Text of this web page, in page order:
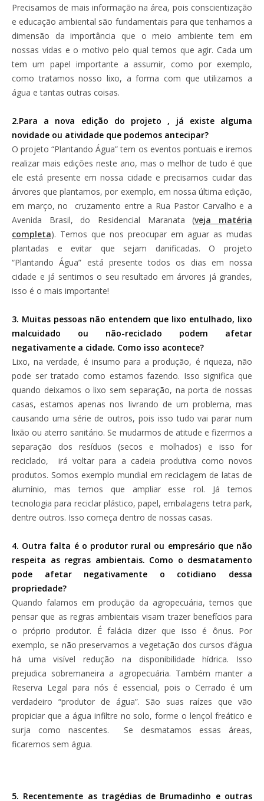
Precisamos de mais informação na área, pois conscientização
e educação ambiental são fundamentais para que tenhamos a
dimensão da importância que o meio ambiente tem em
nossas vidas e o motivo pelo qual temos que agir. Cada um
tem um papel importante a assumir, como por exemplo,
como tratamos nosso lixo, a forma com que utilizamos a
água e tantas outras coisas.
2.Para a nova edição do projeto , já existe alguma
novidade ou atividade que podemos antecipar?
O projeto “Plantando Água” tem os eventos pontuais e iremos
realizar mais edições neste ano, mas o melhor de tudo é que
ele está presente em nossa cidade e precisamos cuidar das
árvores que plantamos, por exemplo, em nossa última edição,
em março, no cruzamento entre a Rua Pastor Carvalho e a
Avenida Brasil, do Residencial Maranata (veja matéria
completa). Temos que nos preocupar em aguar as mudas
plantadas e evitar que sejam danificadas. O projeto
“Plantando Água” está presente todos os dias em nossa
cidade e já sentimos o seu resultado em árvores já grandes,
isso é o mais importante!
3. Muitas pessoas não entendem que lixo entulhado, lixo
malcuidado ou não-reciclado podem afetar
negativamente a cidade. Como isso acontece?
Lixo, na verdade, é insumo para a produção, é riqueza, não
pode ser tratado como estamos fazendo. Isso significa que
quando deixamos o lixo sem separação, na porta de nossas
casas, estamos apenas nos livrando de um problema, mas
causando uma série de outros, pois isso tudo vai parar num
lixão ou aterro sanitário. Se mudarmos de atitude e fizermos a
separação dos resíduos (secos e molhados) e isso for
reciclado, irá voltar para a cadeia produtiva como novos
produtos. Somos exemplo mundial em reciclagem de latas de
alumínio, mas temos que ampliar esse rol. Já temos
tecnologia para reciclar plástico, papel, embalagens tetra park,
dentre outros. Isso começa dentro de nossas casas.
4. Outra falta é o produtor rural ou empresário que não
respeita as regras ambientais. Como o desmatamento
pode afetar negativamente o cotidiano dessa
propriedade?
Quando falamos em produção da agropecuária, temos que
pensar que as regras ambientais visam trazer benefícios para
o próprio produtor. É falácia dizer que isso é ônus. Por
exemplo, se não preservamos a vegetação dos cursos d’água
há uma visível redução na disponibilidade hídrica. Isso
prejudica sobremaneira a agropecuária. Também manter a
Reserva Legal para nós é essencial, pois o Cerrado é um
verdadeiro “produtor de água”. São suas raízes que vão
propiciar que a água infiltre no solo, forme o lençol freático e
surja como nascentes. Se desmatamos essas áreas,
ficaremos sem água.
5. Recentemente as tragédias de Brumadinho e outras